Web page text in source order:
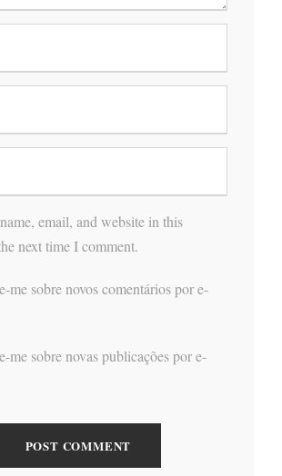
email, and website in this
next time I comment.
me sobre novos comentários por e-
me sobre novas publicações por e-